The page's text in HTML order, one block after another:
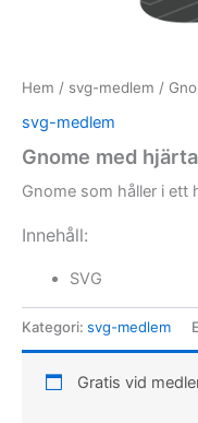
Hem / svg-medlem /
svg-medlem
Gnome med hjärta
Gnome som håller i ett
Innehåll:
SVG
Kategori: svg-medlem
Gratis vid